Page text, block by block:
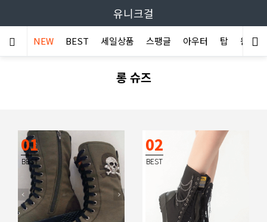
유니크걸
NEW BEST 세일상품 스팽글 아우터 탑 원피스
롱 슈즈
01
BEST
02
BEST